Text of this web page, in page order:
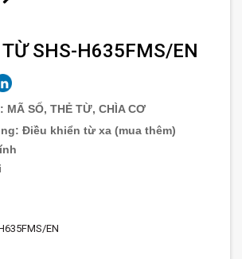
TỪ SHS-H635FMS/EN
SỐ, THẺ TỪ, CHÌA CƠ
Điều khiển từ xa (mua thêm)
EN